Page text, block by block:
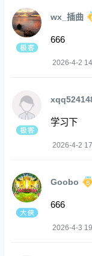
wx_插曲
666
2026-4-2
学习下
2026-4-2
Goobo
666
2026-4-3